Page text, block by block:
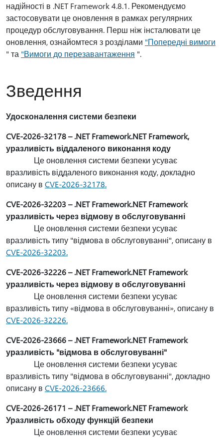
надійності в .NET Framework 4.8.1. Рекомендуємо
застосовувати це оновлення в рамках регулярних
процедур обслуговування. Перш ніж інсталювати це
оновлення, ознайомтеся з розділами "Попередні вимоги
" та "Вимоги до перезавантаження ".
Зведення
Удосконалення системи безпеки
CVE-2026-32178 – .NET Framework.NET Framework,
уразливість віддаленого виконання коду
Це оновлення системи безпеки усуває
вразливість віддаленого виконання коду, докладно
описану в CVE-2026-32178.
CVE-2026-32203 – .NET Framework.NET Framework
уразливість через відмову в обслуговуванні
Це оновлення системи безпеки усуває
вразливість типу "відмова в обслуговуванні", описану в
CVE-2026-32203.
CVE-2026-32226 – .NET Framework.NET Framework
уразливість через відмову в обслуговуванні
Це оновлення системи безпеки усуває
вразливість типу «відмова в обслуговуванні», описану в
CVE-2026-32226.
CVE-2026-23666 – .NET Framework.NET Framework
уразливість "відмова в обслуговуванні"
Це оновлення системи безпеки усуває
вразливість типу "відмова в обслуговуванні", докладно
описану в CVE-2026-23666.
CVE-2026-26171 – .NET Framework.NET Framework
Уразливість обходу функцій безпеки
Це оновлення системи безпеки усуває